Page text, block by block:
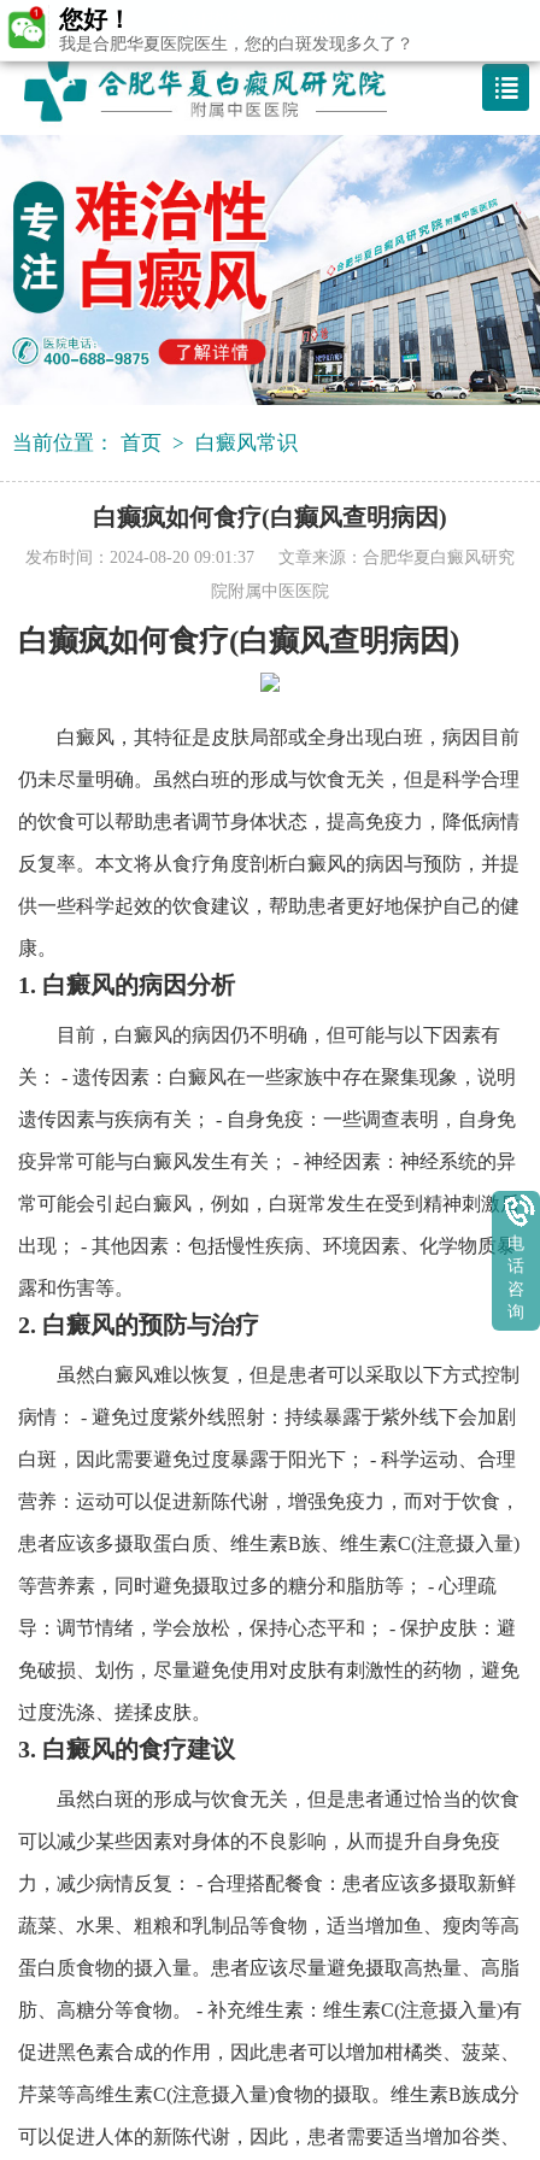
当前位置： 首页 > 白癜风常识
白癫疯如何食疗(白癫风查明病因)
发布时间：2024-08-20 09:01:37 文章来源： 合肥华夏白癜风研究
院附属中医医院
白癫疯如何食疗(白癫风查明病因)
白癜风，其特征是皮肤局部或全身出现白班，病因目前
仍未尽量明确。虽然白班的形成与饮食无关，但是科学合理
的饮食可以帮助患者调节身体状态，提高免疫力，降低病情
反复率。本文将从食疗角度剖析白癜风的病因与预防，并提
供一些科学起效的饮食建议，帮助患者更好地保护自己的健
康。
1. 白癜风的病因分析
目前，白癜风的病因仍不明确，但可能与以下因素有
关： - 遗传因素：白癜风在一些家族中存在聚集现象，说明
遗传因素与疾病有关； - 自身免疫：一些调查表明，自身免
疫异常可能与白癜风发生有关； - 神经因素：神经系统的异
常可能会引起白癜风，例如，白斑常发生在受到精神刺激后
出现； - 其他因素：包括慢性疾病、环境因素、化学物质暴
露和伤害等。
2. 白癜风的预防与治疗
虽然白癜风难以恢复，但是患者可以采取以下方式控制
病情： - 避免过度紫外线照射：持续暴露于紫外线下会加剧
白斑，因此需要避免过度暴露于阳光下； - 科学运动、合理
营养：运动可以促进新陈代谢，增强免疫力，而对于饮食，
患者应该多摄取蛋白质、维生素B族、维生素C(注意摄入量)
等营养素，同时避免摄取过多的糖分和脂肪等； - 心理疏
导：调节情绪，学会放松，保持心态平和； - 保护皮肤：避
免破损、划伤，尽量避免使用对皮肤有刺激性的药物，避免
过度洗涤、搓揉皮肤。
3. 白癜风的食疗建议
虽然白斑的形成与饮食无关，但是患者通过恰当的饮食
可以减少某些因素对身体的不良影响，从而提升自身免疫
力，减少病情反复： - 合理搭配餐食：患者应该多摄取新鲜
蔬菜、水果、粗粮和乳制品等食物，适当增加鱼、瘦肉等高
蛋白质食物的摄入量。患者应该尽量避免摄取高热量、高脂
肪、高糖分等食物。 - 补充维生素：维生素C(注意摄入量)有
促进黑色素合成的作用，因此患者可以增加柑橘类、菠菜、
芹菜等高维生素C(注意摄入量)食物的摄取。维生素B族成分
可以促进人体的新陈代谢，因此，患者需要适当增加谷类、
电
话
咨
询
您好！
我是合肥华夏医院医生，您的白斑发现多久了？